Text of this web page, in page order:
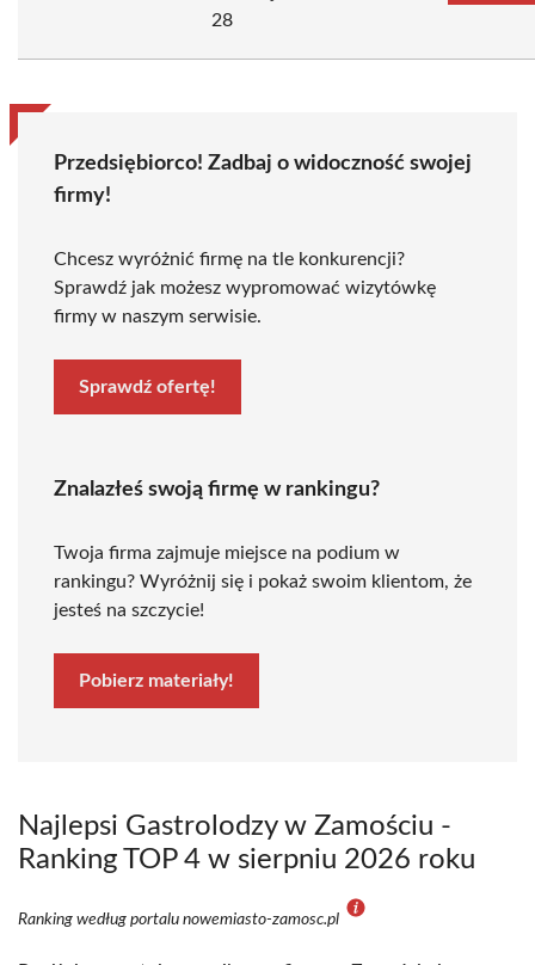
28
Przedsiębiorco! Zadbaj o widoczność swojej
firmy!
Chcesz wyróżnić firmę na tle konkurencji?
Sprawdź jak możesz wypromować wizytówkę
firmy w naszym serwisie.
Sprawdź ofertę!
Znalazłeś swoją firmę w rankingu?
Twoja firma zajmuje miejsce na podium w
rankingu? Wyróżnij się i pokaż swoim klientom, że
jesteś na szczycie!
Pobierz materiały!
Najlepsi Gastrolodzy w Zamościu -
Ranking TOP 4 w sierpniu 2026 roku
Ranking według portalu nowemiasto-zamosc.pl